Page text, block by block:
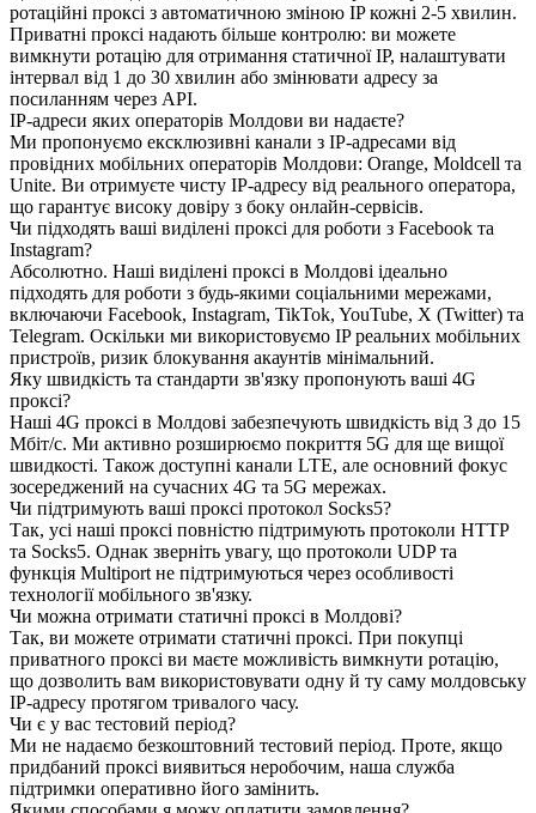
ротаційні проксі з автоматичною зміною IP кожні 2-5 хвилин.
Приватні проксі надають більше контролю: ви можете
вимкнути ротацію для отримання статичної IP, налаштувати
інтервал від 1 до 30 хвилин або змінювати адресу за
посиланням через API.
IP-адреси яких операторів Молдови ви надаєте?
Ми пропонуємо ексклюзивні канали з IP-адресами від
провідних мобільних операторів Молдови: Orange, Moldcell та
Unite. Ви отримуєте чисту IP-адресу від реального оператора,
що гарантує високу довіру з боку онлайн-сервісів.
Чи підходять ваші виділені проксі для роботи з Facebook та
Instagram?
Абсолютно. Наші виділені проксі в Молдові ідеально
підходять для роботи з будь-якими соціальними мережами,
включаючи Facebook, Instagram, TikTok, YouTube, X (Twitter) та
Telegram. Оскільки ми використовуємо IP реальних мобільних
пристроїв, ризик блокування акаунтів мінімальний.
Яку швидкість та стандарти зв'язку пропонують ваші 4G
проксі?
Наші 4G проксі в Молдові забезпечують швидкість від 3 до 15
Мбіт/с. Ми активно розширюємо покриття 5G для ще вищої
швидкості. Також доступні канали LTE, але основний фокус
зосереджений на сучасних 4G та 5G мережах.
Чи підтримують ваші проксі протокол Socks5?
Так, усі наші проксі повністю підтримують протоколи HTTP
та Socks5. Однак зверніть увагу, що протоколи UDP та
функція Multiport не підтримуються через особливості
технології мобільного зв'язку.
Чи можна отримати статичні проксі в Молдові?
Так, ви можете отримати статичні проксі. При покупці
приватного проксі ви маєте можливість вимкнути ротацію,
що дозволить вам використовувати одну й ту саму молдовську
IP-адресу протягом тривалого часу.
Чи є у вас тестовий період?
Ми не надаємо безкоштовний тестовий період. Проте, якщо
придбаний проксі виявиться неробочим, наша служба
підтримки оперативно його замінить.